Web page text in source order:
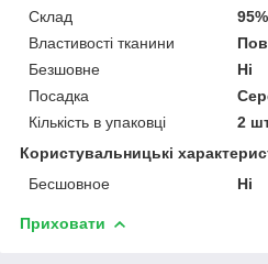
Склад
Властивості тканини
Безшовне
Ні
Посадка
Кількість в упаковці
2
Користувальницькі
Бесшовное
Ні
Приховати